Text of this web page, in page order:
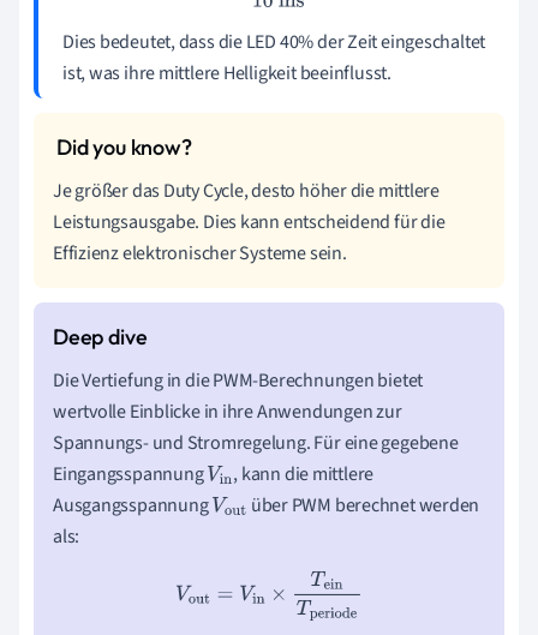
Dies bedeutet, dass die LED 40% der Zeit eingeschaltet
ist, was ihre mittlere Helligkeit beeinflusst.
Je größer das Duty Cycle, desto höher die mittlere
Leistungsausgabe. Dies kann entscheidend für die
Effizienz elektronischer Systeme sein.
Die Vertiefung in die PWM-Berechnungen bietet
wertvolle Einblicke in ihre Anwendungen zur
Spannungs- und Stromregelung. Für eine gegebene
EingangsspannungVin, kann die mittlere
AusgangsspannungVou über PWM berechnet werden
als:
Vout =Vin× ein Tperiode